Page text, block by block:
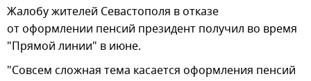
Жалобу жителей Севастополя в отказе
от оформлении пенсий президент получил во время
"Прямой линии" в июне.
"Совсем сложная тема касается оформления пенсий